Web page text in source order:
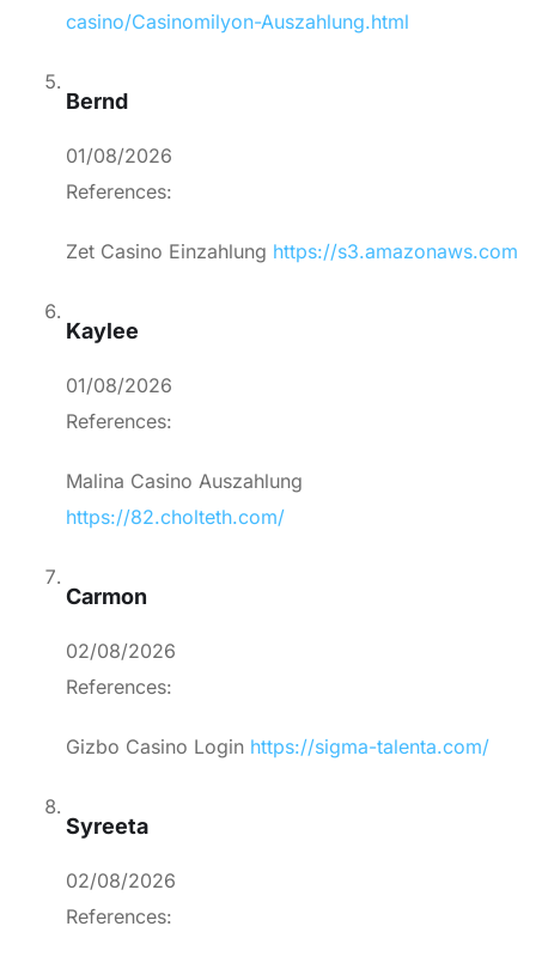
casino/Casinomilyon-Auszahlung.html
Bernd
01/08/2026
References:
Zet Casino Einzahlung https://s3.amazonaws.com
Kaylee
01/08/2026
References:
Malina Casino Auszahlung
https://82.cholteth.com/
Carmon
02/08/2026
References:
Gizbo Casino Login https://sigma-talenta.com/
Syreeta
02/08/2026
References: